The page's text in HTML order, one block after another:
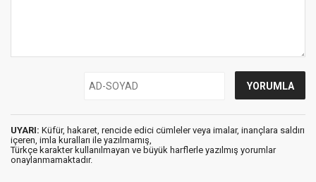
UYARI: Küfür, hakaret, rencide edici cümleler veya imalar, inançlara saldırı
içeren, imla kuralları ile yazılmamış,
Türkçe karakter kullanılmayan ve büyük harflerle yazılmış yorumlar
onaylanmamaktadır.